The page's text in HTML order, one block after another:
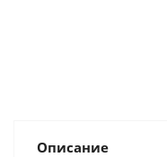
Описание